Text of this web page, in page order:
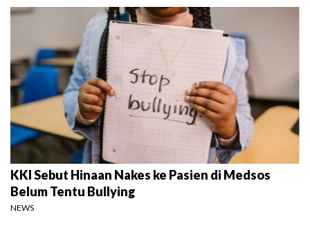
KKI Sebut Hinaan Nakes ke Pasien di Medsos
Belum Tentu Bullying
NEWS